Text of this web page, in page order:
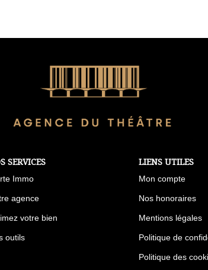
SERVICES
Immo
agence
votre bien
outils
LIENS UTILES
Mon compte
Nos honoraires
Mentions légales
Politique de
Politique des